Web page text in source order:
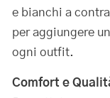
e bianchi a
per aggiungere
ogni outfit.
Comfort e